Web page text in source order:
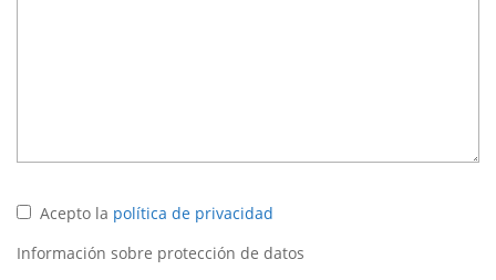
Acepto la política de privacidad
Información sobre protección de datos